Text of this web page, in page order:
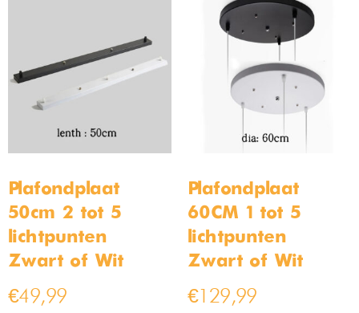
Plafondplaat
50cm 2 tot 5
lichtpunten –
Zwart of Wit
€49,99
Plafondplaat
60CM 1 tot 5
lichtpunten –
Zwart of Wit
€129,99